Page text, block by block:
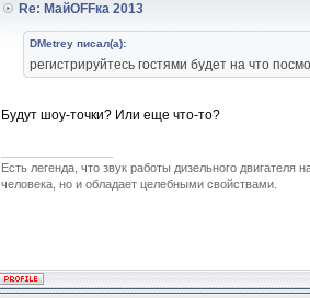
Re: МайOFFка 2013
DMetrey писал(а):
регистрируйтесь гостями будет на что
Будут шоу-точки? Или еще что-то?
Есть легенда, что звук работы дизельного
человека, но и обладает целебными свойствами.